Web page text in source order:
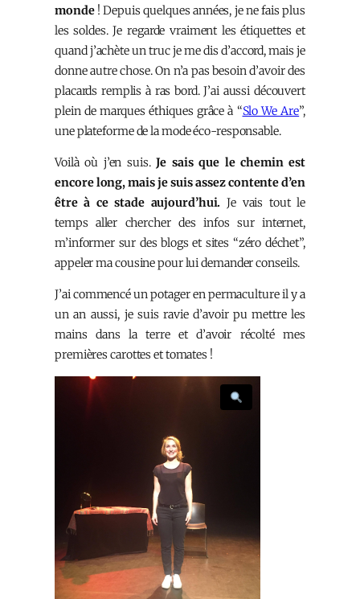
monde! Depuis quelques années, je ne fais plus
les soldes. Je regarde vraiment les étiquettes et
quand j’achète un truc je me dis d’accord, mais je
donne autre chose. On n’a pas besoin d’avoir des
placards remplis à ras bord. J’ai aussi découvert
plein de marques éthiques grâce à “Slo We Are”,
une plateforme de la mode éco-responsable.
Voilà où j’en suis.Je sais que le chemin est
encore long, mais je suis assez contente d’en
être à ce stade aujourd’hui. Je vais tout le
temps aller chercher des infos sur internet,
m’informer sur des blogs et sites “zéro déchet”,
appeler ma cousine pour lui demander conseils.
J’ai commencé un potager en permaculture il y a
un an aussi, je suis ravie d’avoir pu mettre les
mains dans la terre et d’avoir récolté mes
premières carottes et tomates !